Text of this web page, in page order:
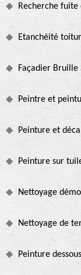
Recherche
Etanchéité
Façadier Bruille
Peintre et
Peinture et
Peinture sur
Nettoyage
Nettoyage de
Peinture